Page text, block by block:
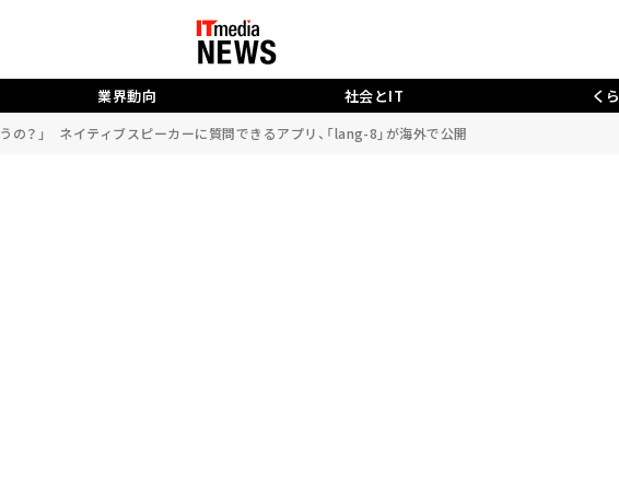
業界動向 社会とIT く
の？」 ネイティブスピーカーに質問できるアプリ、「lang-8」が海外で公開